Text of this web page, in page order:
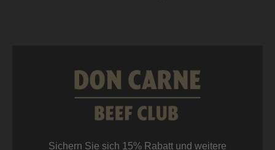
Sichern Sie sich 15% Rabatt und weitere